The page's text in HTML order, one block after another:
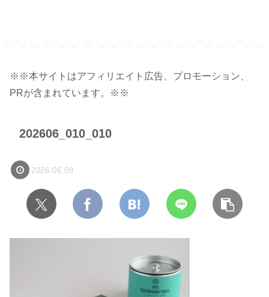
※※本サイトはアフィリエイト広告、プロモーション、
PRが含まれています。※※
202606_010_010
2026.06.08